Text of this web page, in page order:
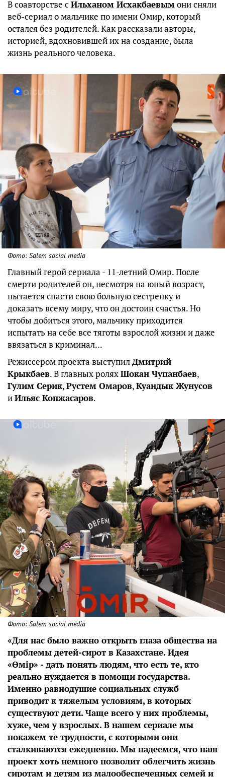
В соавторстве сИльханом Исхакбаевым они сняли
веб-сериал о мальчике по имени Омир, который
остался без родителей. Как рассказали авторы,
историей, вдохновившей их на создание, была
жизнь реального человека.
Фото: Salem social media
Главный герой сериала - 11-летний Омир. После
смерти родителей он, несмотря на юный возраст,
пытается спасти свою больную сестренку и
доказать всему миру, что он достоин счастья. Но
чтобы добиться этого, мальчику приходится
испытать на себе все тяготы взрослой жизни и даже
ввязаться в криминал...
Режиссером проекта выступилДмитрий
Крыкбаев. В главных роляхШокан Чупанбаев,
Гулим Серик,Рустем Омаров,Куандык Жунусов
иИльяс Копжасаров.
Фото: Salem social media
«Для нас было важно открыть глаза общества на
проблемы детей-сирот в Казахстане. Идея
«Өмір» - дать понять людям, что есть те, кто
реально нуждается в помощи государства.
Именно равнодушие социальных служб
приводит к тяжелым условиям, в которых
существуют дети. Чаще всего у них проблемы,
хуже, чем у взрослых. В нашем сериале мы
покажем те трудности, с которыми они
сталкиваются ежедневно. Мы надеемся, что наш
проект хоть немного позволит облегчить жизнь
сиротам и детям из малообеспеченных семей и